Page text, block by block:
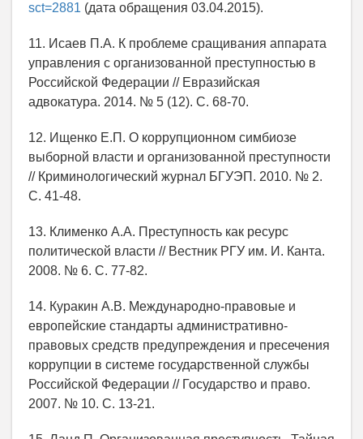
sct=2881 (дата обращения 03.04.2015).
11. Исаев П.А. К проблеме сращивания аппарата
управления с организованной преступностью в
Российской Федерации // Евразийская
адвокатура. 2014. № 5 (12). С. 68-70.
12. Ищенко Е.П. О коррупционном симбиозе
выборной власти и организованной преступности
// Криминологический журнал БГУЭП. 2010. № 2.
С. 41-48.
13. Клименко А.А. Преступность как ресурс
политической власти // Вестник РГУ им. И. Канта.
2008. № 6. С. 77-82.
14. Куракин А.В. Международно-правовые и
европейские стандарты административно-
правовых средств предупреждения и пресечения
коррупции в системе государственной службы
Российской Федерации // Государство и право.
2007. № 10. С. 13-21.